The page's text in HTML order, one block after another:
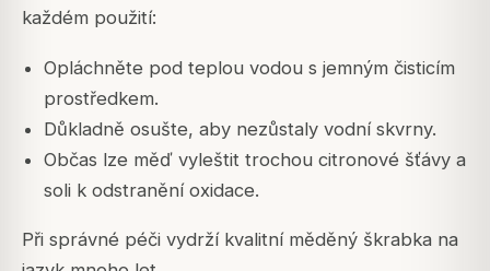
každém použití:
Opláchněte pod teplou vodou s jemným čisticím
prostředkem.
Důkladně osušte, aby nezůstaly vodní skvrny.
Občas lze měď vyleštit trochou citronové šťávy a
soli k odstranění oxidace.
Při správné péči vydrží kvalitní měděný škrabka na